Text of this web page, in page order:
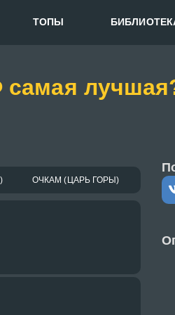
ТОПЫ
самая
ОЧКАМ (ЦАРЬ ГОРЫ)